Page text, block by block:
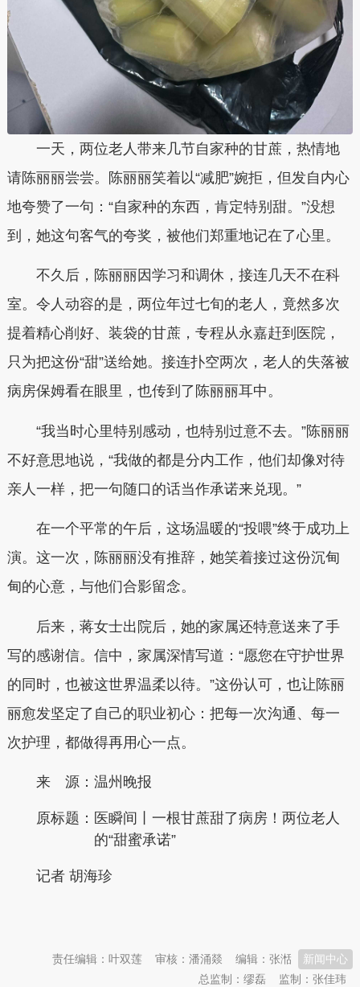
一天，两位老人带来几节自家种的甘蔗，热情地
请陈丽丽尝尝。陈丽丽笑着以“减肥”婉拒，但发自内心
地夸赞了一句：“自家种的东西，肯定特别甜。”没想
到，她这句客气的夸奖，被他们郑重地记在了心里。
不久后，陈丽丽因学习和调休，接连几天不在科
室。令人动容的是，两位年过七旬的老人，竟然多次
提着精心削好、装袋的甘蔗，专程从永嘉赶到医院，
只为把这份“甜”送给她。接连扑空两次，老人的失落被
病房保姆看在眼里，也传到了陈丽丽耳中。
“我当时心里特别感动，也特别过意不去。”陈丽丽
不好意思地说，“我做的都是分内工作，他们却像对待
亲人一样，把一句随口的话当作承诺来兑现。”
在一个平常的午后，这场温暖的“投喂”终于成功上
演。这一次，陈丽丽没有推辞，她笑着接过这份沉甸
甸的心意，与他们合影留念。
后来，蒋女士出院后，她的家属还特意送来了手
写的感谢信。信中，家属深情写道：“愿您在守护世界
的同时，也被这世界温柔以待。”这份认可，也让陈丽
丽愈发坚定了自己的职业初心：把每一次沟通、每一
次护理，都做得再用心一点。
来 源：温州晚报
原标题： 医瞬间丨一根甘蔗甜了病房！两位老人
的“甜蜜承诺”
记者 胡海珍
新闻中心
编辑：张湉
审核：潘涌燚
责任编辑：叶双莲
监制：张佳玮
总监制：缪磊